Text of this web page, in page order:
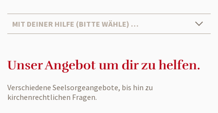
MIT DEINER HILFE (BITTE WÄHLE) …
Unser Angebot um dir zu helfen.
Verschiedene Seelsorgeangebote, bis hin zu
kirchenrechtlichen Fragen.